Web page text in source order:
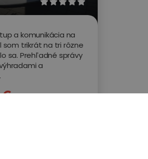

a komunikácia na
som trikrát na tri rôzne
sa. Prehľadné správy
a